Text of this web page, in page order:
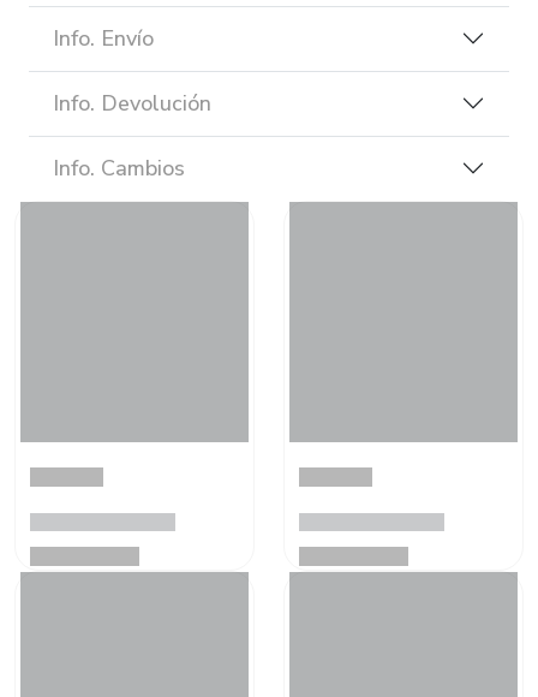
Info. Envío
Info. Devolución
Info. Cambios